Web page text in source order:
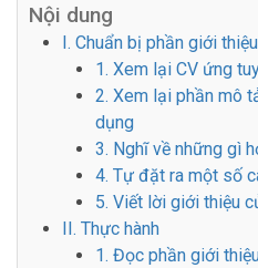
Nội dung
I. Chuẩn bị phần giới
1. Xem lại CV ứng
2. Xem lại phần mô
dụng
3. Nghĩ về những gì
4. Tự đặt ra một số
5. Viết lời giới thiệu
II. Thực hành
1. Đọc phần giới